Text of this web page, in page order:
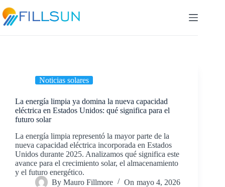
to
content
Noticias solares
La energía limpia ya domina la nueva capacidad
eléctrica en Estados Unidos: qué significa para el
futuro solar
La energía limpia representó la mayor parte de la
nueva capacidad eléctrica incorporada en Estados
Unidos durante 2025. Analizamos qué significa este
avance para el crecimiento solar, el almacenamiento
y el futuro energético.
By Mauro Fillmore On mayo 4, 2026